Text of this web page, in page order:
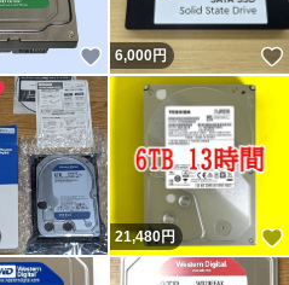
いいね！
6,000円
21,480円